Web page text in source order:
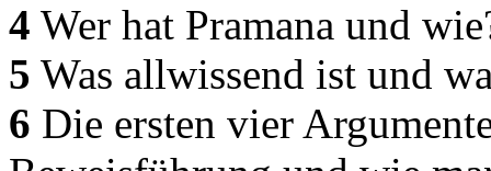
4 Wer hat Pramana und
5 Was allwissend ist und
6 Die ersten vier